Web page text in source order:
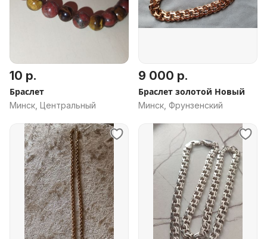
10 р.
Браслет
Минск, Центральный
9 000 р.
Браслет золотой Новый
Минск, Фрунзенский